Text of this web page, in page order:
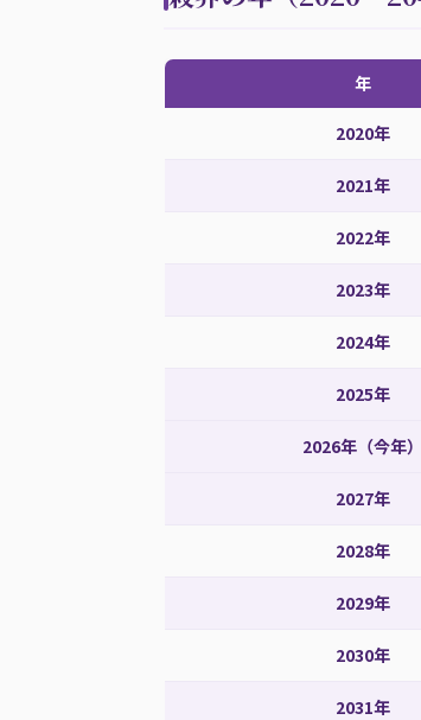
年
2020年
2021年
2022年
2023年
2024年
2025年
2026年（今年）
2027年
2028年
2029年
2030年
2031年